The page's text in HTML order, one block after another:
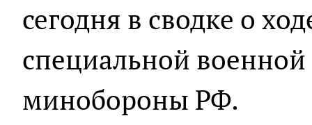
сегодня в сводке о
специальной
минобороны РФ.